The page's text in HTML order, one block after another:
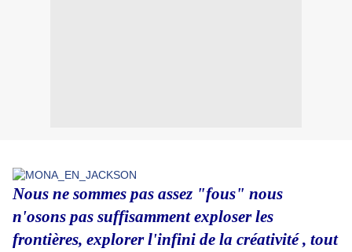
Nous ne sommes pas assez "fous" nous
n'osons pas suffisamment exploser les
frontières, explorer l'infini de la créativité , tout